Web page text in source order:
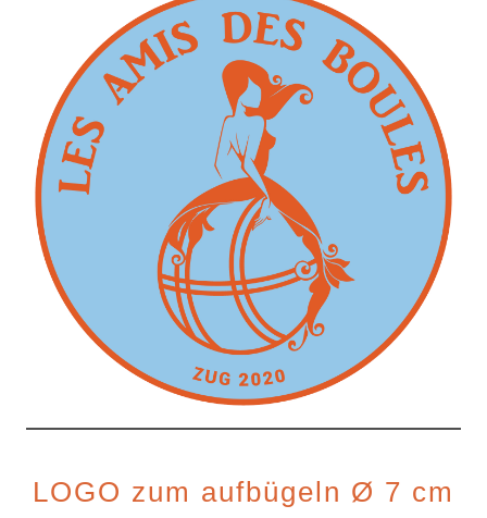
LOGO zum aufbügeln Ø 7 cm